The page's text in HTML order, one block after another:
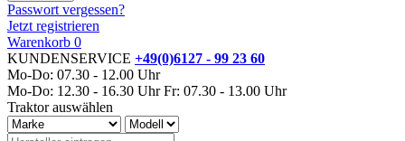
Passwort vergessen?
Jetzt registrieren
Warenkorb 0
KUNDENSERVICE +49(0)6127 - 99 23 60
Mo-Do: 07.30 - 12.00 Uhr
Mo-Do: 12.30 - 16.30 Uhr Fr: 07.30 - 13.00 Uhr
Traktor auswählen